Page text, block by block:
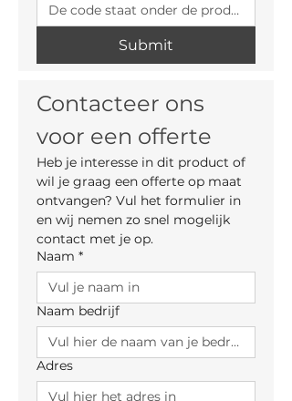
Slechts 7mm
Submit
Contacteer ons
voor een offerte
Heb je interesse in dit product of
wil je graag een offerte op maat
ontvangen? Vul het formulier in
en wij nemen zo snel mogelijk
contact met je op.
Naam *
Naam bedrijf
Adres